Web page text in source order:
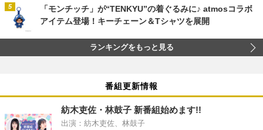
「モンチッチ」が“TENKYU”の着ぐるみに♪ atmosコラボ
アイテム登場！キーチェーン＆Tシャツを展開
ランキングをもっと見る
番組更新情報
紡木吏佐・林鼓子 新番組始めます!!
出演：紡木吏佐、林鼓子